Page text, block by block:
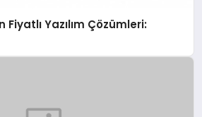
Yazılım Çözümleri: